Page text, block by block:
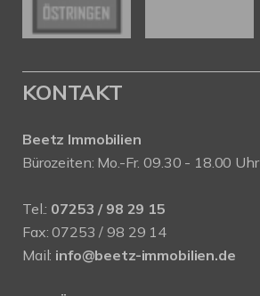
KONTAKT
Beetz Immobilien
Bürozeiten: Mo.-Fr. 09.30 - 18.00 Uhr
Tel.: 07253 / 98 29 15
Fax: 07253 / 98 29 14
Mail: info@beetz-immobilien.de